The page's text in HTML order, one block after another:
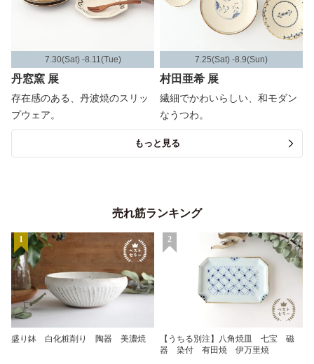
7.30(Sat) -8.11(Tue)
丹窓窯 展
存在感のある、丹波焼のスリッ
プウェア。
7.25(Sat) -8.9(Sun)
村田亜希 展
繊細でかわいらしい、和モダン
なうつわ。
もっと見る
売れ筋ランキング
1
盛り鉢 白化粧削り 陶器 美濃焼
2
【うちる別注】八角焼皿 七宝 磁
器 染付 有田焼 伊万里焼